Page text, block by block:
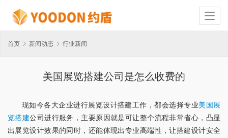
首页 新闻动态 行业新闻
美国展览搭建公司是怎么收费的
现如今各大企业进行展览设计搭建工作，都会选择专业美国展
览搭建公司进行服务，主要原因就是可让整个流程非常省心，凸显
出展览设计效果的同时，还能体现出专业高端性，让搭建设计安全